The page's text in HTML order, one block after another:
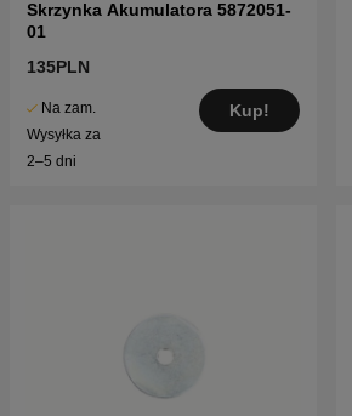
Skrzynka Akumulatora 5872051-
01
135PLN
Na zam.
Wysyłka za
2–5 dni
Kup!